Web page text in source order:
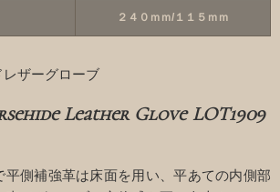
２４０ｍｍ/１１５ｍｍ
ザーグローブ
Leather Glove LOT1909
平側補強革は床面を用い、平あての内側部